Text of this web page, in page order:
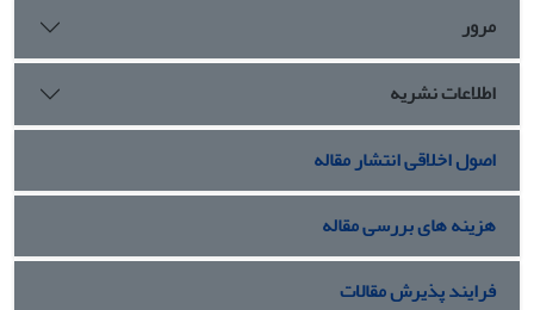
مرور
اطلاعات نشریه
اصول اخلاقی انتشار مقاله
هزینه های بررسی مقاله
فرایند پذیرش مقالات